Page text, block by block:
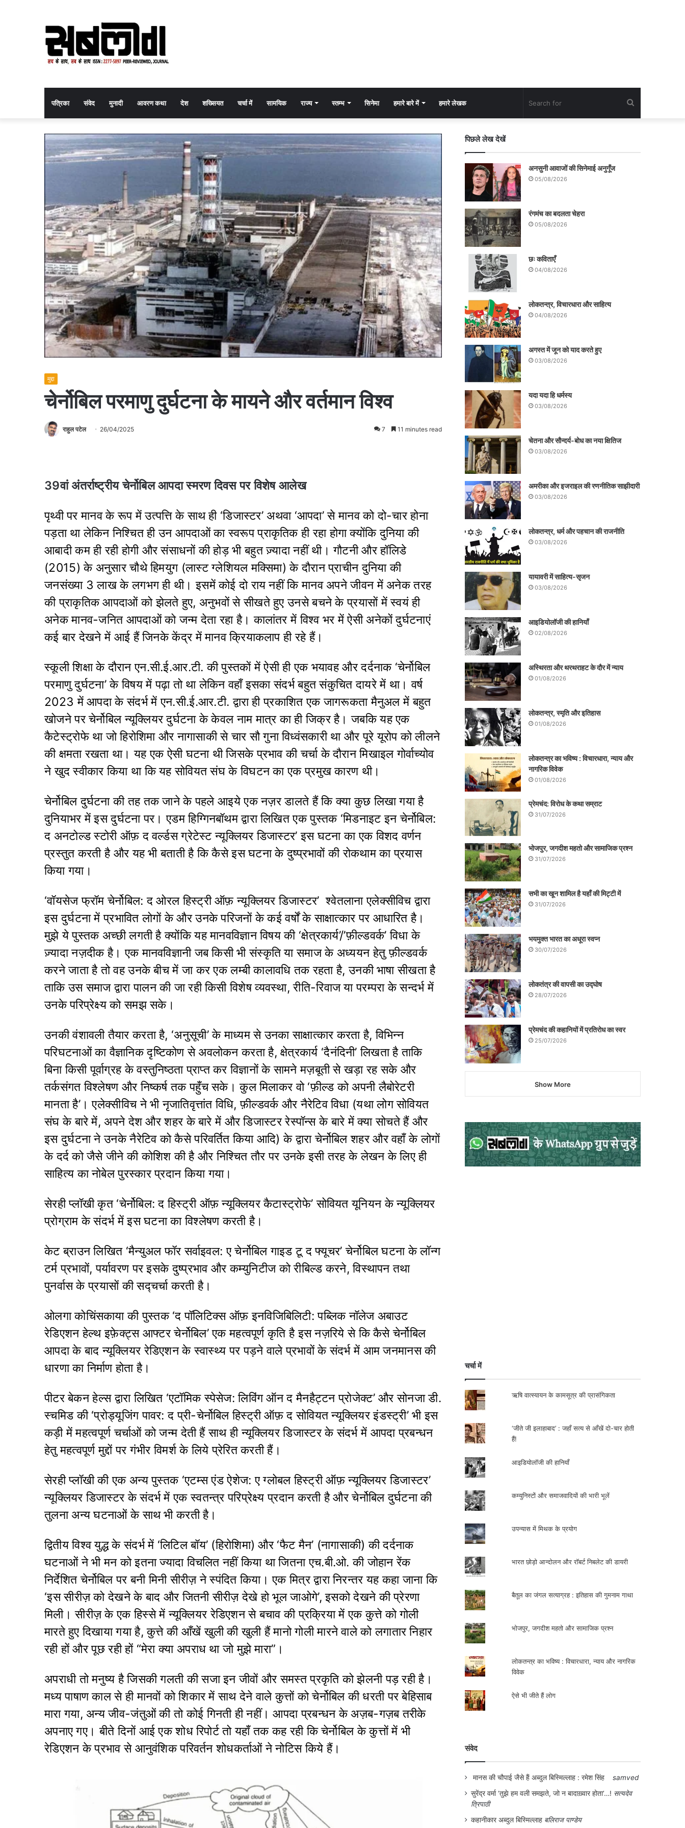
पत्रिका संवेद मुनादी आवरण कथा देश शख्सियत चर्चा में सामयिक राज्य स्तम्भ सिनेमा हमारे बारे में हमारे लेखक
मुद्दा
चेर्नोबिल परमाणु दुर्घटना के मायने और वर्तमान विश्व
राहुल पटेल 26/04/2025 7 11 minutes read
39वां अंतर्राष्ट्रीय चेर्नोबिल आपदा स्मरण दिवस पर विशेष आलेख
पृथ्वी पर मानव के रूप में उत्पत्ति के साथ ही ‘डिजास्टर’ अथवा ‘आपदा’ से मानव को दो-चार होना
पड़ता था लेकिन निश्चित ही उन आपदाओं का स्वरूप प्राकृतिक ही रहा होगा क्योंकि दुनिया की
आबादी कम ही रही होगी और संसाधनों की होड़ भी बहुत ज़्यादा नहीं थी। गौटनी और हॉलिडे
(2015) के अनुसार चौथे हिमयुग (लास्ट ग्लेशियल मक्सिमा) के दौरान प्राचीन दुनिया की
जनसंख्या 3 लाख के लगभग ही थी। इसमें कोई दो राय नहीं कि मानव अपने जीवन में अनेक तरह
की प्राकृतिक आपदाओं को झेलते हुए, अनुभवों से सीखते हुए उनसे बचने के प्रयासों में स्वयं ही
अनेक मानव-जनित आपदाओं को जन्म देता रहा है। कालांतर में विश्व भर में ऐसी अनेकों दुर्घटनाएं
कई बार देखने में आई हैं जिनके केंद्र में मानव क्रियाकलाप ही रहे हैं।
स्कूली शिक्षा के दौरान एन.सी.ई.आर.टी. की पुस्तकों में ऐसी ही एक भयावह और दर्दनाक ‘चेर्नोबिल
परमाणु दुर्घटना’ के विषय में पढ़ा तो था लेकिन वहाँ इसका संदर्भ बहुत संकुचित दायरे में था। वर्ष
2023 में आपदा के संदर्भ में एन.सी.ई.आर.टी. द्वारा ही प्रकाशित एक जागरूकता मैनुअल में बहुत
खोजने पर चेर्नोबिल न्यूक्लियर दुर्घटना के केवल नाम मात्र का ही जिक्र है। जबकि यह एक
कैटेस्ट्रोफे था जो हिरोशिमा और नागासाकी से चार सौ गुना विध्वंसकारी था और पूरे यूरोप को लीलने
की क्षमता रखता था। यह एक ऐसी घटना थी जिसके प्रभाव की चर्चा के दौरान मिखाइल गोर्वाच्योव
ने खुद स्वीकार किया था कि यह सोवियत संघ के विघटन का एक प्रमुख कारण थी।
चेर्नोबिल दुर्घटना की तह तक जाने के पहले आइये एक नज़र डालते हैं कि क्या कुछ लिखा गया है
दुनियाभर में इस दुर्घटना पर। एडम हिग्गिनबॉथम द्वारा लिखित एक पुस्तक ‘मिडनाइट इन चेर्नोबिल:
द अनटोल्ड स्टोरी ऑफ़ द वर्ल्डस ग्रेटेस्ट न्यूक्लियर डिजास्टर’ इस घटना का एक विशद वर्णन
प्रस्तुत करती है और यह भी बताती है कि कैसे इस घटना के दुष्प्रभावों की रोकथाम का प्रयास
किया गया।
‘वॉयसेज फ्रॉम चेर्नोबिल: द ओरल हिस्ट्री ऑफ़ न्यूक्लियर डिजास्टर’ श्वेतलाना एलेक्सीविच द्वारा
इस दुर्घटना में प्रभावित लोगों के और उनके परिजनों के कई वर्षों के साक्षात्कार पर आधारित है।
मुझे ये पुस्तक अच्छी लगती है क्योंकि यह मानवविज्ञान विषय की ‘क्षेत्रकार्य’/’फ़ील्डवर्क’ विधा के
ज़्यादा नज़दीक है। एक मानवविज्ञानी जब किसी भी संस्कृति या समाज के अध्ययन हेतु फ़ील्डवर्क
करने जाता है तो वह उनके बीच में जा कर एक लम्बी कालावधि तक रहता है, उनकी भाषा सीखता है
ताकि उस समाज द्वारा पालन की जा रही किसी विशेष व्यवस्था, रीति-रिवाज या परम्परा के सन्दर्भ में
उनके परिप्रेक्ष्य को समझ सके।
उनकी वंशावली तैयार करता है, ‘अनुसूची’ के माध्यम से उनका साक्षात्कार करता है, विभिन्न
परिघटनाओं का वैज्ञानिक दृष्टिकोण से अवलोकन करता है, क्षेत्रकार्य ‘दैनंदिनी’ लिखता है ताकि
बिना किसी पूर्वाग्रह के वस्तुनिष्ठता प्राप्त कर विज्ञानों के सामने मज़बूती से खड़ा रह सके और
तर्कसंगत विश्लेषण और निष्कर्ष तक पहुँच सके। कुल मिलाकर वो ‘फ़ील्ड को अपनी लैबोरेटरी
मानता है’। एलेक्सीविच ने भी नृजातिवृत्तांत विधि, फ़ील्डवर्क और नैरेटिव विधा (यथा लोग सोवियत
संघ के बारे में, अपने देश और शहर के बारे में और डिजास्टर रेस्पॉन्स के बारे में क्या सोचते हैं और
इस दुर्घटना ने उनके नैरेटिव को कैसे परिवर्तित किया आदि) के द्वारा चेर्नोबिल शहर और वहाँ के लोगों
के दर्द को जैसे जीने की कोशिश की है और निश्चित तौर पर उनके इसी तरह के लेखन के लिए ही
साहित्य का नोबेल पुरस्कार प्रदान किया गया।
सेरही प्लॉखी कृत ‘चेर्नोबिल: द हिस्ट्री ऑफ़ न्यूक्लियर कैटास्ट्रोफे’ सोवियत यूनियन के न्यूक्लियर
प्रोग्राम के संदर्भ में इस घटना का विश्लेषण करती है।
केट ब्राउन लिखित ‘मैन्युअल फॉर सर्वाइवल: ए चेर्नोबिल गाइड टू द फ्यूचर’ चेर्नोबिल घटना के लॉन्ग
टर्म प्रभावों, पर्यावरण पर इसके दुष्प्रभाव और कम्युनिटीज को रीबिल्ड करने, विस्थापन तथा
पुनर्वास के प्रयासों की सद्चर्चा करती है।
ओलगा कोचिंसकाया की पुस्तक ‘द पॉलिटिक्स ऑफ़ इनविजिबिलिटी: पब्लिक नॉलेज अबाउट
रेडिएशन हेल्थ इफ़ेक्ट्स आफ्टर चेर्नोबिल’ एक महत्वपूर्ण कृति है इस नज़रिये से कि कैसे चेर्नोबिल
आपदा के बाद न्यूक्लियर रेडिएशन के स्वास्थ्य पर पड़ने वाले प्रभावों के संदर्भ में आम जनमानस की
धारणा का निर्माण होता है।
पीटर बेकन हेल्स द्वारा लिखित ‘एटॉमिक स्पेसेज: लिविंग ऑन द मैनहैट्टन प्रोजेक्ट’ और सोनजा डी.
स्चमिड की ‘प्रोड्यूजिंग पावर: द प्री-चेर्नोबिल हिस्ट्री ऑफ़ द सोवियत न्यूक्लियर इंडस्ट्री’ भी इस
कड़ी में महत्वपूर्ण चर्चाओं को जन्म देती हैं साथ ही न्यूक्लियर डिजास्टर के संदर्भ में आपदा प्रबन्धन
हेतु महत्वपूर्ण मुद्दों पर गंभीर विमर्श के लिये प्रेरित करती हैं।
सेरही प्लॉखी की एक अन्य पुस्तक ‘एटम्स एंड ऐशेज: ए ग्लोबल हिस्ट्री ऑफ़ न्यूक्लियर डिजास्टर’
न्यूक्लियर डिजास्टर के संदर्भ में एक स्वतन्त्र परिप्रेक्ष्य प्रदान करती है और चेर्नोबिल दुर्घटना की
तुलना अन्य घटनाओं के साथ भी करती है।
द्वितीय विश्व युद्ध के संदर्भ में ‘लिटिल बॉय’ (हिरोशिमा) और ‘फैट मैन’ (नागासाकी) की दर्दनाक
घटनाओं ने भी मन को इतना ज्यादा विचलित नहीं किया था जितना एच.बी.ओ. की जोहान रेंक
निर्देशित चेर्नोबिल पर बनी मिनी सीरीज़ ने स्पंदित किया। एक मित्र द्वारा निरन्तर यह कहा जाना कि
‘इस सीरीज़ को देखने के बाद और जितनी सीरीज़ देखे हो भूल जाओगे’, इसको देखने की प्रेरणा
मिली। सीरीज़ के एक हिस्से में न्यूक्लियर रेडिएशन से बचाव की प्रक्रिया में एक कुत्ते को गोली
मारते हुए दिखाया गया है, कुत्ते की आँखें खुली की खुली हैं मानो गोली मारने वाले को लगातार निहार
रही हों और पूछ रही हों “मेरा क्या अपराध था जो मुझे मारा”।
अपराधी तो मनुष्य है जिसकी गलती की सजा इन जीवों और समस्त प्रकृति को झेलनी पड़ रही है।
मध्य पाषाण काल से ही मानवों को शिकार में साथ देने वाले कुत्तों को चेर्नोबिल की धरती पर बेहिसाब
मारा गया, अन्य जीव-जंतुओं की तो कोई गिनती ही नहीं। आपदा प्रबन्धन के अज़ब-गज़ब तरीके
अपनाए गए। बीते दिनों आई एक शोध रिपोर्ट तो यहाँ तक कह रही कि चेर्नोबिल के कुत्तों में भी
रेडिएशन के प्रभाव से आनुवंशिक परिवर्तन शोधकर्ताओं ने नोटिस किये हैं।
पिछले लेख देखें
अनसुनी आवाजों की सिनेमाई अनुगूँज
05/08/2026
रंगमंच का बदलता चेहरा
05/08/2026
छः कविताएँ
04/08/2026
लोकतन्त्र, विचारधारा और साहित्य
04/08/2026
अगस्त में जून को याद करते हुए
03/08/2026
यदा यदा हि धर्मस्य
03/08/2026
चेतना और सौन्दर्य-बोध का नया क्षितिज
03/08/2026
अमरीका और इजराइल की रणनीतिक साझीदारी
03/08/2026
लोकतन्त्र, धर्म और पहचान की राजनीति
03/08/2026
यायावरी में साहित्य-सृजन
03/08/2026
आइडियोलॉजी की हानियाँ
02/08/2026
अस्थिरता और थरथराहट के दौर में न्याय
01/08/2026
लोकतन्त्र, स्मृति और इतिहास
01/08/2026
लोकतन्त्र का भविष्य : विचारधारा, न्याय और
नागरिक विवेक
01/08/2026
प्रेमचंद: विरोध के कथा सम्राट
31/07/2026
भोजपुर, जगदीश महतो और सामाजिक प्रश्न
31/07/2026
सभी का खून शामिल है यहाँ की मिट्टी में
31/07/2026
भयमुक्त भारत का अधूरा स्वप्न
30/07/2026
लोकतंत्र की वापसी का उद्घोष
28/07/2026
प्रेमचंद की कहानियों में प्रतिरोध का स्वर
25/07/2026
Show More
चर्चा में
ऋषि वात्स्यायन के कामसूत्र की प्रासंगिकता
‘जीते जी इलाहाबाद’ : जहाँ सत्य से आँखें दो-चार होती
हैं!
आइडियोलॉजी की हानियाँ
कम्युनिस्टों और समाजवादियों की भारी भूलें
उपन्यास में मिथक के प्रयोग
भारत छोड़ो आन्दोलन और रॉबर्ट निबलेट की डायरी
बैतूल का जंगल सत्याग्रह : इतिहास की गुमनाम गाथा
भोजपुर, जगदीश महतो और सामाजिक प्रश्न
लोकतन्त्र का भविष्य : विचारधारा, न्याय और नागरिक
विवेक
ऐसे भी जीते हैं लोग
संवेद
मानस की चौपाई जैसे हैं अब्दुल बिस्मिल्लाह : रमेश सिंह
samved
सुरेंद्र वर्मा ‘तुझे हम वली समझते, जो न बादाख़्वार होता’…! सत्यदेव
त्रिपाठी
कहानीकार अब्दुल बिस्मिल्लाह बलिराज पाण्डेय